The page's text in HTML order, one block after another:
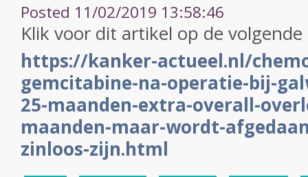
Posted 11/02/2019 13:58:46
Klik voor dit artikel op de
https://kanker-actueel.nl/
gemcitabine-na-operatie-bij-
25-maanden-extra-overall-
maanden-maar-wordt-
zinloos-zijn.html